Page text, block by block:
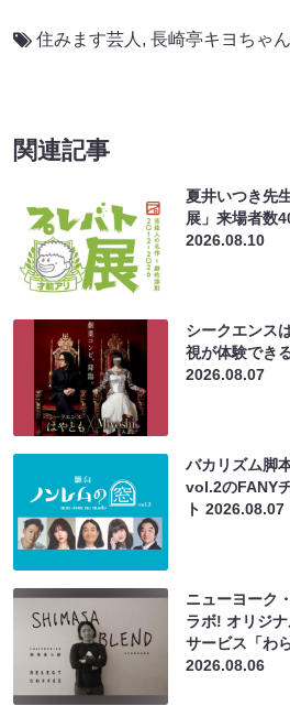
住みます芸人 , 長崎亭キヨちゃ
関連記事
夏井いつき先
展」来場者数
2026.08.10
シークエンス
視が体験でき
2026.08.07
バカリズム脚
vol.2のFANY
ト2026.08.07
ニューヨーク
ラボ! オリジ
サービス「わ
2026.08.06